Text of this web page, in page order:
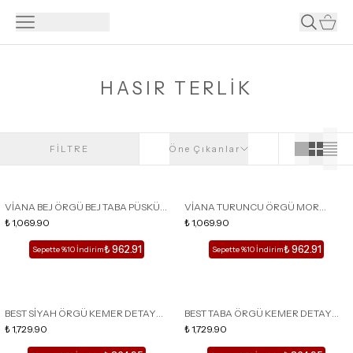
HASIR TERLİK
FİLTRE Öne Çıkanlar
VİANA BEJ ÖRGÜ BEJ TABA PÜSKÜL
DETAYLI KADIN TERLİK
₺ 1,069.90
Sepette %10 İndirim₺ 962.91
VİANA TURUNCU ÖRGÜ MOR
FUŞYA PÜSKÜL DETAYLI KADIN
TERLİK
₺ 1,069.90
Sepette %10 İndirim₺ 962.91
BEST SİYAH ÖRGÜ KEMER DETAY
DÜZ TABAN KADIN TERLİK
₺ 1,729.90
BEST TABA ÖRGÜ KEMER DETAY
DÜZ TABAN KADIN TERLİK
₺ 1,729.90